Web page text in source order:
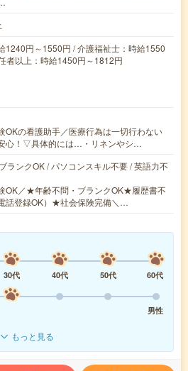
1240円～1550円 / 介護福祉士：時給1550
者以上：時給1450円～1812円
OKの看護助手／医療行為は一切行わない
心！▽具体的には…・リネンやシ…
ランクOK / パソコンスキル不要 / 英語力不
OK／★年齢不問・ブランクOK★履歴書不
話登録OK）★社会保険完備＼…
30代 40代 50代
60代
男性
もっと見る